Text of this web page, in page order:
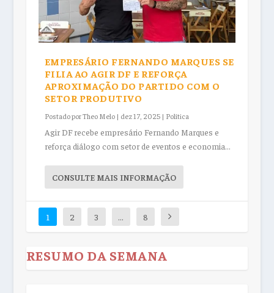
EMPRESÁRIO FERNANDO MARQUES SE
FILIA AO AGIR DF E REFORÇA
APROXIMAÇÃO DO PARTIDO COM O
SETOR PRODUTIVO
Postado porTheo Melo| dez 17, 2025| Política
Agir DF recebe empresário Fernando Marques e
reforça diálogo com setor de eventos e economia...
CONSULTE MAIS INFORMAÇÃO
1 2 3 … 8
RESUMO DA SEMANA